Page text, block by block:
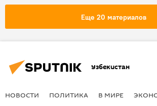
Еще 20 материалов
Узбекистан
НОВОСТИ ПОЛИТИКА В МИРЕ